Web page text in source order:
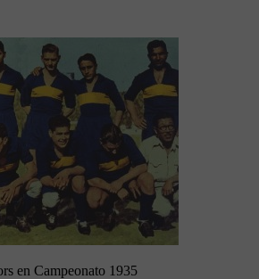
en Campeonato 1935